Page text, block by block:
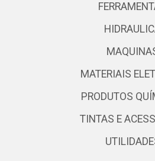
MATERIAIS
PRODUTOS
TINTAS E